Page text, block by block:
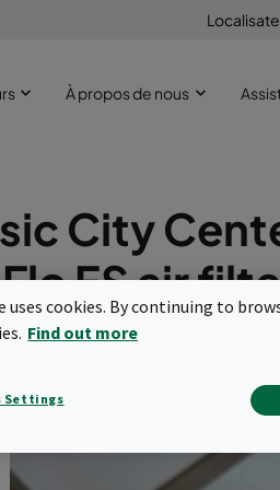
À propos de nous
City
ES air
lowered
uses cookies. By continuing to
Find out more
Settings